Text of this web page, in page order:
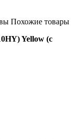
Похожие товары
Yellow (с